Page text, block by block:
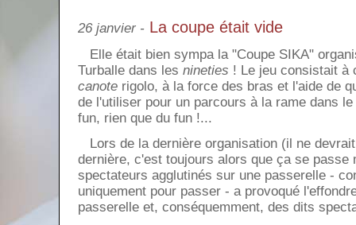
26 janvier - La coupe était vide
Elle était bien sympa la "Coupe SIKA"
Turballe dans les nineties ! Le jeu consistait à
canote rigolo, à la force des bras et l'aide de
de l'utiliser pour un parcours à la rame dans
fun, rien que du fun !...
Lors de la dernière organisation (il ne
dernière, c'est toujours alors que ça se passe
spectateurs agglutinés sur une passerelle -
uniquement pour passer - a provoqué
passerelle et, conséquemment, des dits